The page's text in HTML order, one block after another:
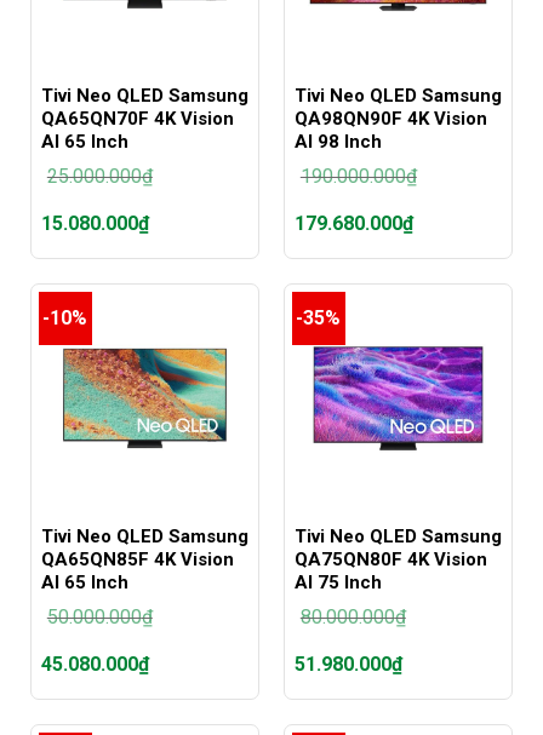
Tivi Neo QLED Samsung
QA65QN70F 4K Vision
AI 65 Inch
25.000.000₫
Giá
gốc
là:
15.080.000₫
Giá
hiện
là:
15.080.000₫.
Tivi Neo QLED Samsung
QA98QN90F 4K Vision
AI 98 Inch
190.000.000₫
Giá
gốc
là:
179.680.000₫
Giá
hiện
là:
179.680.000₫.
-10%
Tivi Neo QLED Samsung
QA65QN85F 4K Vision
AI 65 Inch
50.000.000₫
gốc
là:
45.080.000₫
Giá
hiện
-35%
Tivi Neo QLED Samsung
QA75QN80F 4K Vision
AI 75 Inch
80.000.000₫
gốc
là:
51.980.000₫
Giá
hiện